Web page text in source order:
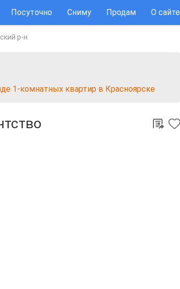
Посуточно Сниму Продам О сайте
р-н
1-комнатных квартир в Красноярске